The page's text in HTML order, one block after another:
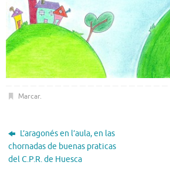
Marcar.
L’aragonés en l’aula, en las
chornadas de buenas praticas
del C.P.R. de Huesca